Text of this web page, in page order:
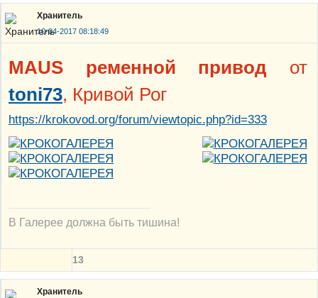
Хранитель
10-04-2017 08:18:49
MAUS ременной привод от
toni73, Кривой Рог
https://krokovod.org/forum/viewtopic.php?id=333
В Галерее должна быть тишина!
13
Хранитель